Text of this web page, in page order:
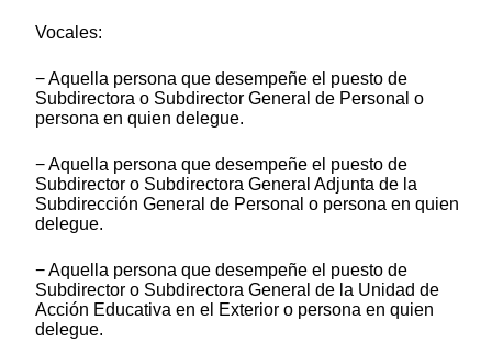
Vocales:
− Aquella persona que desempeñe el puesto de
Subdirectora o Subdirector General de Personal o
persona en quien delegue.
− Aquella persona que desempeñe el puesto de
Subdirector o Subdirectora General Adjunta de la
Subdirección General de Personal o persona en quien
delegue.
− Aquella persona que desempeñe el puesto de
Subdirector o Subdirectora General de la Unidad de
Acción Educativa en el Exterior o persona en quien
delegue.